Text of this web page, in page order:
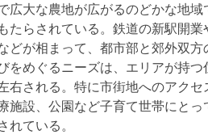
広大な農地が広がるのどかな地域
たらされている。鉄道の新駅開業
が相まって、都市部と郊外双方
めぐるニーズは、エリアが持つ
される。特に市街地へのアクセ
設、公園など子育て世帯にとっ
ている。